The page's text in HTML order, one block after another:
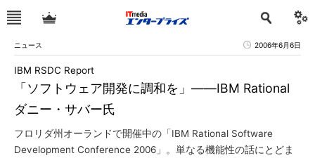
ニュース 2006年6月6日
「ソフトウェア開発に調和を」――IBM Rational
ダニー・サバー氏
IBM RSDC Report
フロリダ州オーランドで開催中の「IBM Rational Software
Development Conference 2006」。単なる機能性の話にとどま